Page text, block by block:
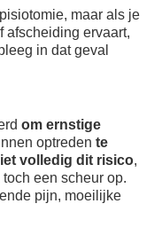
maar als je
afscheiding ervaart,
in dat geval
om ernstige
optreden te
volledig dit risico,
een scheur op.
pijn, moeilijke